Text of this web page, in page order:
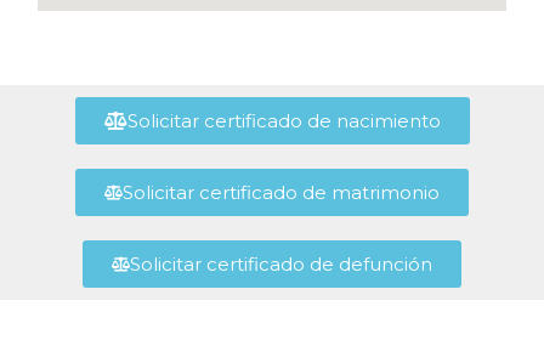
Solicitar certificado de nacimiento
Solicitar certificado de matrimonio
Solicitar certificado de defunción